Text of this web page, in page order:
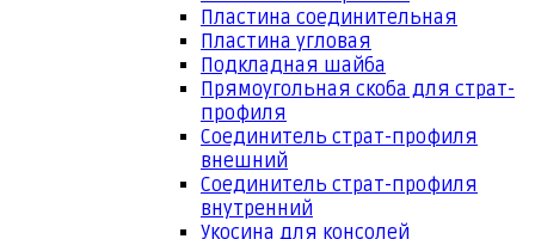
Пластина соединительная
Пластина угловая
Подкладная шайба
Прямоугольная скоба для страт-
профиля
Соединитель страт-профиля
внешний
Соединитель страт-профиля
внутренний
Укосина для консолей